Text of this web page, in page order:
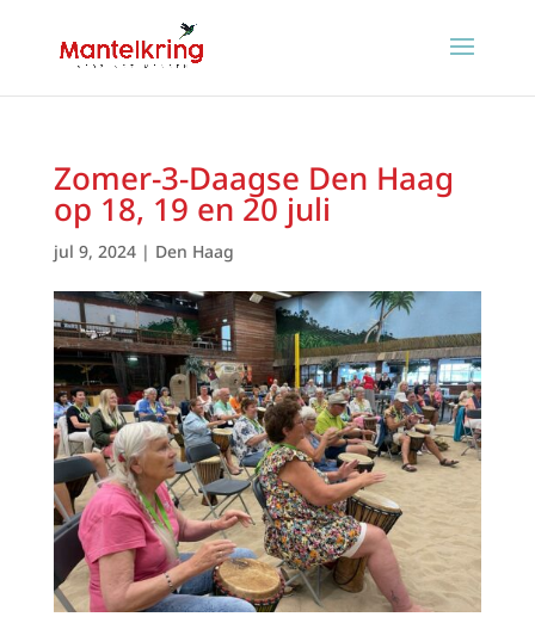
Zomer-3-Daagse Den Haag
op 18, 19 en 20 juli
jul 9, 2024| Den Haag